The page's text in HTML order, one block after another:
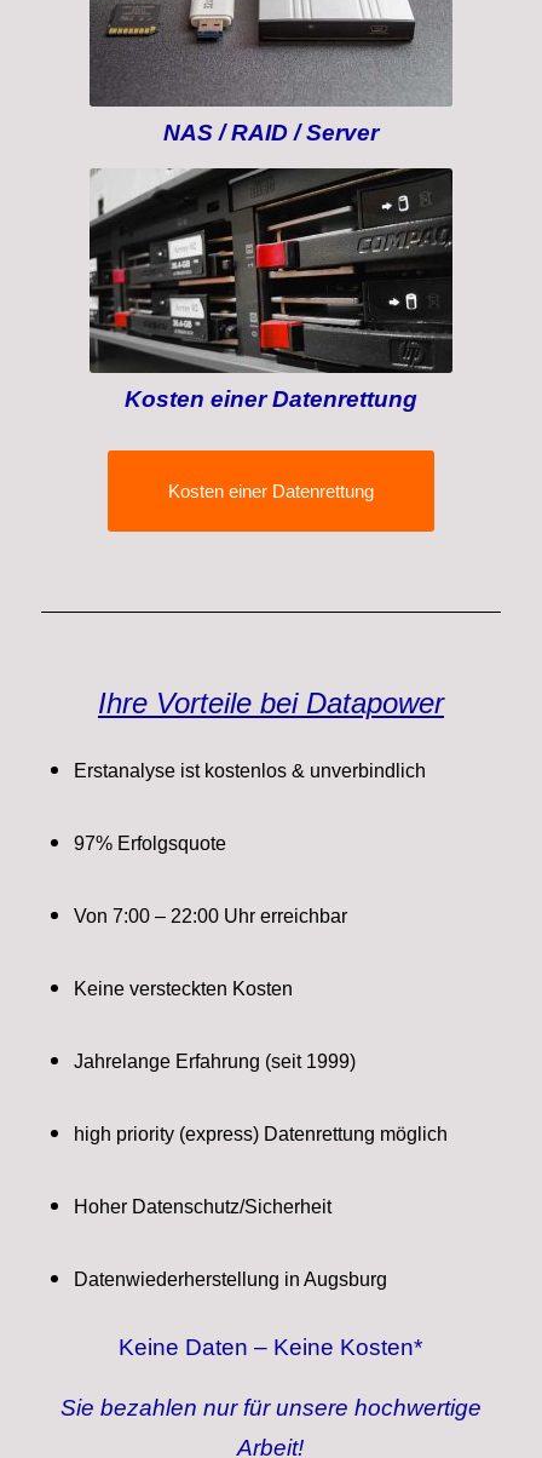
Datenträger
NAS / RAID / Server
Datenrettung RAID
Kosten einer Datenrettung
Kosten einer Datenrettung
Ihre Vorteile bei Datapower
Erstanalyse ist kostenlos & unverbindlich
97% Erfolgsquote
Von 7:00 – 22:00 Uhr erreichbar
Keine versteckten Kosten
Jahrelange Erfahrung (seit 1999)
high priority (express) Datenrettung möglich
Hoher Datenschutz/Sicherheit
Datenwiederherstellung in Augsburg
Keine Daten – Keine Kosten*
Sie bezahlen nur für unsere hochwertige
Arbeit!